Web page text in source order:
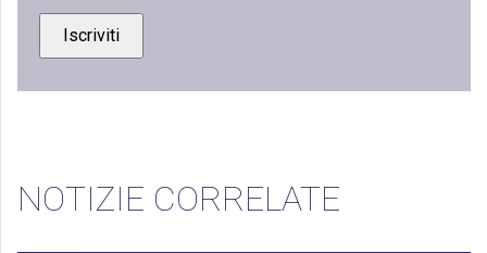
NOTIZIE CORRELATE